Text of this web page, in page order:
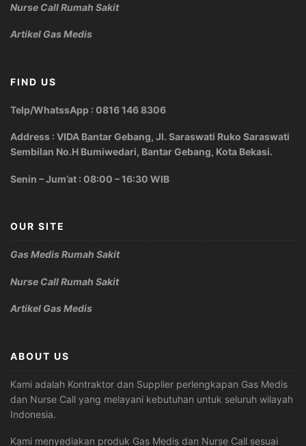
Nurse Call Rumah Sakit
Artikel Gas Medis
FIND US
Telp/WhatssApp : 0816 146 8306
Address : VIDA Bantar Gebang, Jl. Saraswati Ruko Saraswati
Sembilan No.H Bumiwedari, Bantar Gebang, Kota Bekasi.
Senin – Jum’at : 08:00 – 16:30 WIB
OUR SITE
Gas Medis Rumah Sakit
Nurse Call Rumah Sakit
Artikel Gas Medis
ABOUT US
Kami adalah Kontraktor dan Supplier perlengkapan Gas Medis
dan Nurse Call yang melayani kebutuhan untuk seluruh wilayah
Indonesia.
Kami menyediakan produk Gas Medis dan Nurse Call sesuai